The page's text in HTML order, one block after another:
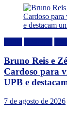
Bruno Reis e
Cardoso para
UPB e
7 de agosto de 2026